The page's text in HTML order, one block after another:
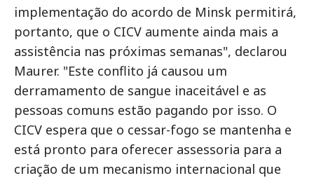
implementação do acordo de Minsk permitirá,
portanto, que o CICV aumente ainda mais a
assistência nas próximas semanas", declarou
Maurer. "Este conflito já causou um
derramamento de sangue inaceitável e as
pessoas comuns estão pagando por isso. O
CICV espera que o cessar-fogo se mantenha e
está pronto para oferecer assessoria para a
criação de um mecanismo internacional que